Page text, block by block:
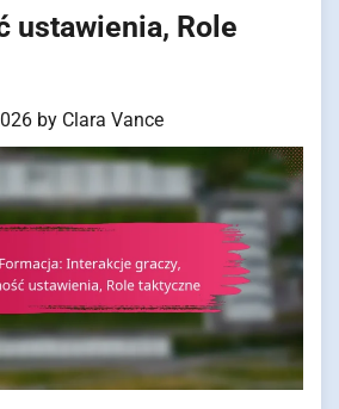
ustawienia, Role
by Clara Vance